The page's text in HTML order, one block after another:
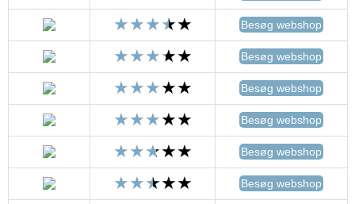
Besøg webshop
Besøg webshop
Besøg webshop
Besøg webshop
Besøg webshop
Besøg webshop